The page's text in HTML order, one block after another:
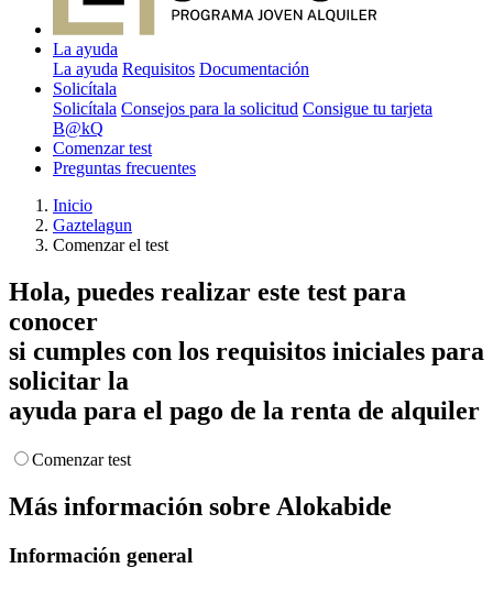
La ayuda
La ayuda Requisitos Documentación
Solicítala
Solicítala Consejos para la solicitud Consigue tu tarjeta
B@kQ
Comenzar test
Preguntas frecuentes
Inicio
Gaztelagun
Comenzar el test
Hola, puedes realizar este test para
conocer
si cumples con los requisitos iniciales para
solicitar la
ayuda para el pago de la renta de alquiler
Comenzar test
Más información sobre Alokabide
Información general